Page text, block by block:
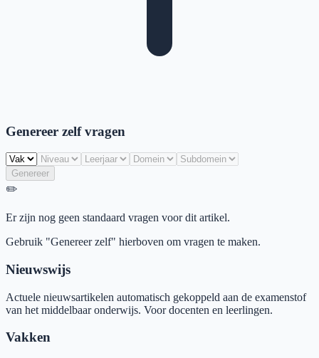
Genereer zelf vragen
Genereer
✏️
Er zijn nog geen standaard vragen voor dit artikel.
Gebruik "Genereer zelf" hierboven om vragen te maken.
Nieuwswijs
Actuele nieuwsartikelen automatisch gekoppeld aan de examenstof
van het middelbaar onderwijs. Voor docenten en leerlingen.
Vakken